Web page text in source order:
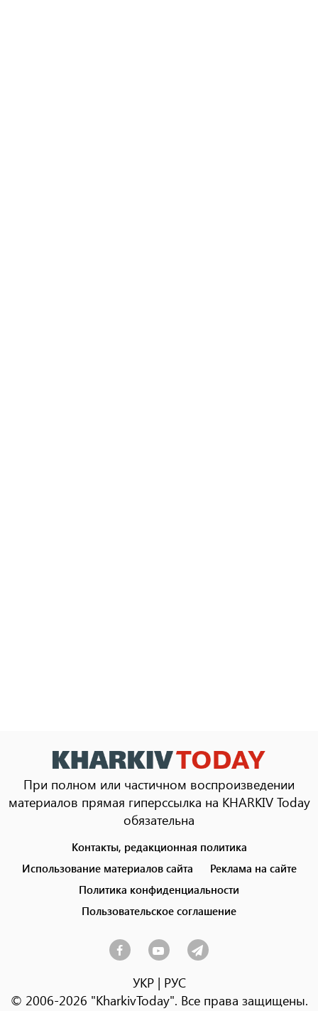
При полном или частичном воспроизведении
материалов прямая гиперссылка на KHARKIV Today
обязательна
menu
Контакты, редакционная политика
Использование материалов сайта
Реклама на сайте
Политика конфиденциальности
Пользовательское соглашение
УКР| РУС
© 2006-2026 "KharkivToday". Все права защищены.